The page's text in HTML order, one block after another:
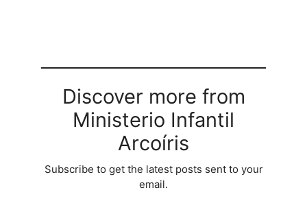
Discover more from
Ministerio Infantil
Arcoíris
Subscribe to get the latest posts sent to your
email.